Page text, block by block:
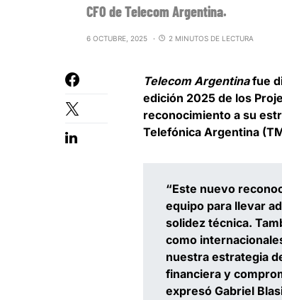
CFO de Telecom Argentina.
6 OCTUBRE, 2025 2 MINUTOS DE LECTURA
Telecom Argentinafue
edición 2025 de los
reconocimiento a su
Telefónica Argentina
“Este nuevo
equipo para llevar
solidez técnica.
como
nuestra estrategia
financiera y
expresó Gabriel